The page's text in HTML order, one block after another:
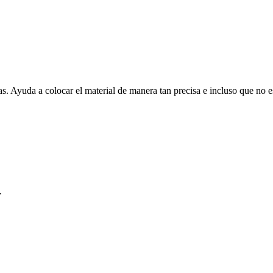
Ayuda a colocar el material de manera tan precisa e incluso que no